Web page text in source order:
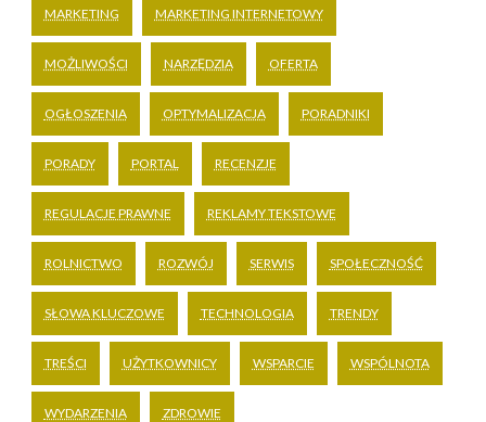
MARKETING MARKETING INTERNETOWY
MOŻLIWOŚCI NARZĘDZIA OFERTA
OGŁOSZENIA OPTYMALIZACJA PORADNIKI
PORADY PORTAL RECENZJE
REGULACJE PRAWNE REKLAMY TEKSTOWE
ROLNICTWO ROZWÓJ SERWIS SPOŁECZNOŚĆ
SŁOWA KLUCZOWE TECHNOLOGIA TRENDY
TREŚCI UŻYTKOWNICY WSPARCIE WSPÓLNOTA
WYDARZENIA ZDROWIE